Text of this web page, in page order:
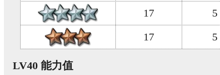
17
5
17
5
LV40 能力值